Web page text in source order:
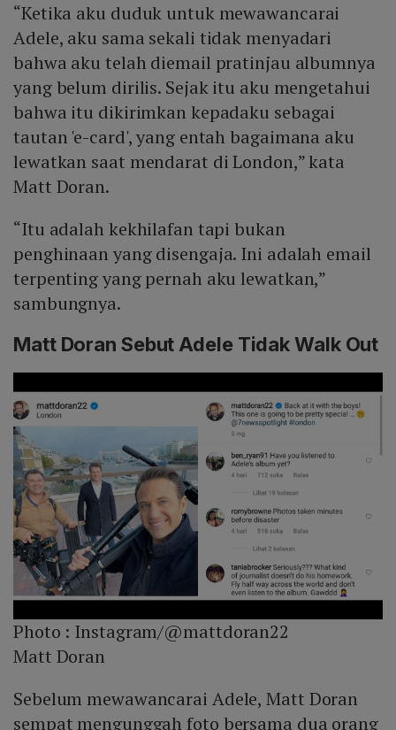
“Ketika aku duduk untuk mewawancarai
Adele, aku sama sekali tidak menyadari
bahwa aku telah diemail pratinjau albumnya
yang belum dirilis. Sejak itu aku mengetahui
bahwa itu dikirimkan kepadaku sebagai
tautan 'e-card', yang entah bagaimana aku
lewatkan saat mendarat di London,” kata
Matt Doran.
“Itu adalah kekhilafan tapi bukan
penghinaan yang disengaja. Ini adalah email
terpenting yang pernah aku lewatkan,”
sambungnya.
Matt Doran Sebut Adele Tidak Walk Out
Photo : Instagram/@mattdoran22
Matt Doran
Sebelum mewawancarai Adele, Matt Doran
sempat mengunggah foto bersama dua orang